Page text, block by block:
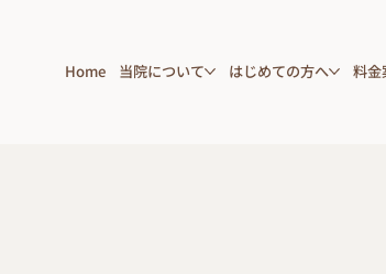
Home 当院について はじめての方へ 料金